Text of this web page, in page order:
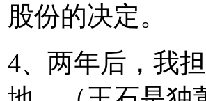
股份的决定。
4、两年后，我